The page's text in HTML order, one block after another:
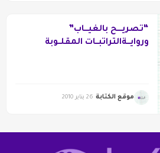
“تصريــــح بالغيـــاب”
وروايـــةالتراتبــات المقلــوبة
موقع الكتابة 26 يناير 2010